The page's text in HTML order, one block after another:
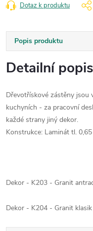
Dotaz k produktu
Popis produktu
Detailní
Dřevotřískové zástěny
kuchyních - za pracovní
každé strany jiný dekor.
Konstrukce: Laminát tl.
Dekor - K203 - Granit
Dekor - K204 - Granit klasik